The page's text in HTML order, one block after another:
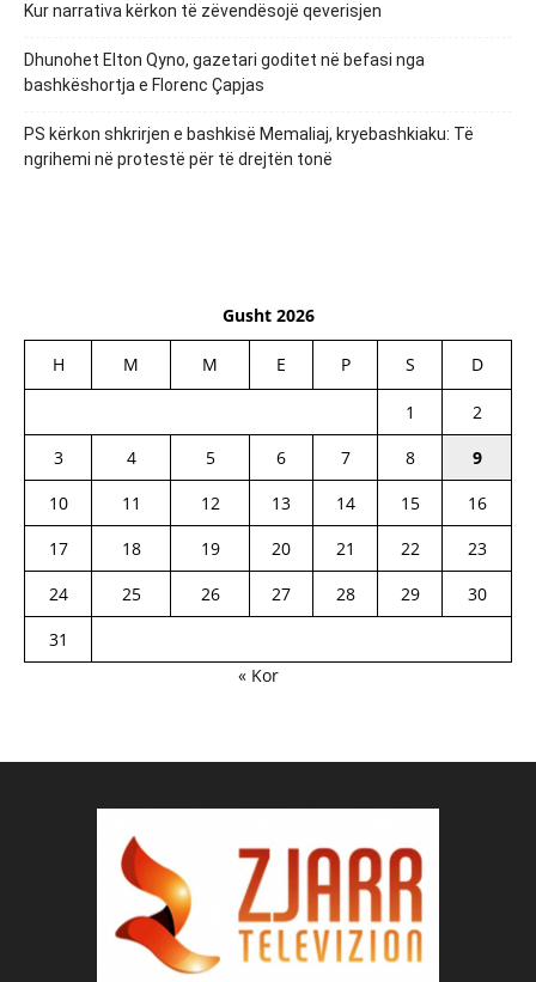
Kur narrativa kërkon të zëvendësojë qeverisjen
Dhunohet Elton Qyno, gazetari goditet në befasi nga
bashkëshortja e Florenc Çapjas
PS kërkon shkrirjen e bashkisë Memaliaj, kryebashkiaku: Të
ngrihemi në protestë për të drejtën tonë
Gusht 2026
H M M E P S D
1
2
3
4 5 6 7 8
9
10
11 12 13 14 15
16
17
18 19 20 21 22
23
24
25 26 27 28 29
30
31
« Kor